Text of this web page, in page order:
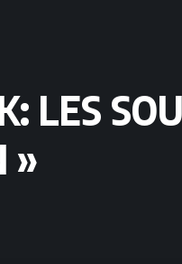
LES
»